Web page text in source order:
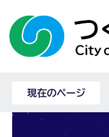
現在のページ